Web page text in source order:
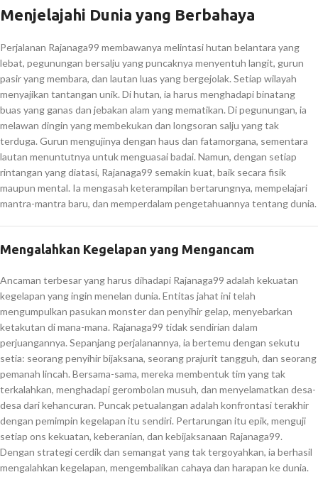
Menjelajahi Dunia yang Berbahaya
Perjalanan Rajanaga99 membawanya melintasi hutan belantara yang
lebat, pegunungan bersalju yang puncaknya menyentuh langit, gurun
pasir yang membara, dan lautan luas yang bergejolak. Setiap wilayah
menyajikan tantangan unik. Di hutan, ia harus menghadapi binatang
buas yang ganas dan jebakan alam yang mematikan. Di pegunungan, ia
melawan dingin yang membekukan dan longsoran salju yang tak
terduga. Gurun mengujinya dengan haus dan fatamorgana, sementara
lautan menuntutnya untuk menguasai badai. Namun, dengan setiap
rintangan yang diatasi, Rajanaga99 semakin kuat, baik secara fisik
maupun mental. Ia mengasah keterampilan bertarungnya, mempelajari
mantra-mantra baru, dan memperdalam pengetahuannya tentang dunia.
Mengalahkan Kegelapan yang Mengancam
Ancaman terbesar yang harus dihadapi Rajanaga99 adalah kekuatan
kegelapan yang ingin menelan dunia. Entitas jahat ini telah
mengumpulkan pasukan monster dan penyihir gelap, menyebarkan
ketakutan di mana-mana. Rajanaga99 tidak sendirian dalam
perjuangannya. Sepanjang perjalanannya, ia bertemu dengan sekutu
setia: seorang penyihir bijaksana, seorang prajurit tangguh, dan seorang
pemanah lincah. Bersama-sama, mereka membentuk tim yang tak
terkalahkan, menghadapi gerombolan musuh, dan menyelamatkan desa-
desa dari kehancuran. Puncak petualangan adalah konfrontasi terakhir
dengan pemimpin kegelapan itu sendiri. Pertarungan itu epik, menguji
setiap ons kekuatan, keberanian, dan kebijaksanaan Rajanaga99.
Dengan strategi cerdik dan semangat yang tak tergoyahkan, ia berhasil
mengalahkan kegelapan, mengembalikan cahaya dan harapan ke dunia.